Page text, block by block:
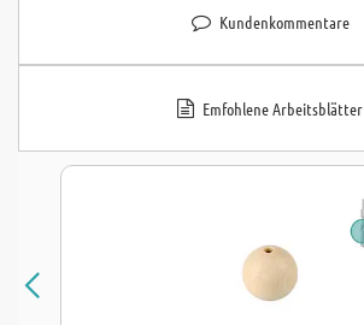
Kundenkommentare
Emfohlene Arbeitsblätter